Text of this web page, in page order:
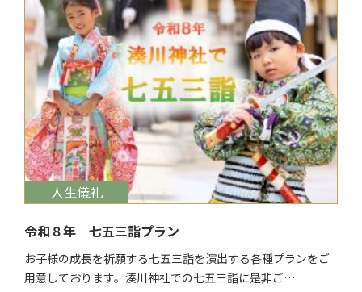
$target_date
人生儀礼
令和８年 七五三詣プラン
お子様の成長を祈願する七五三詣を演出する各種プランをご
用意しております。湊川神社での七五三詣に是非ご…